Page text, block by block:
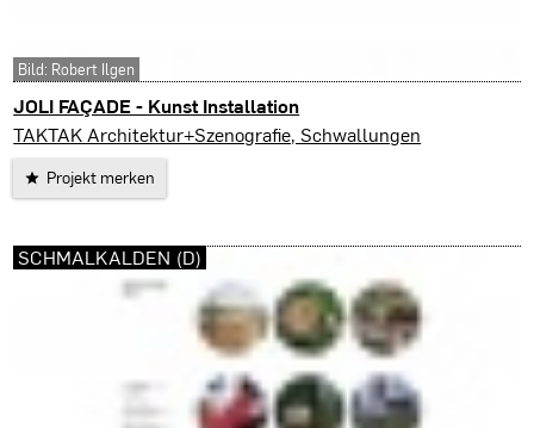
JOLI FAÇADE - Kunst Installation
Biel-Bienne (CH)
TAKTAK Architektur+Szenografie, Schwallungen
Projekt merken
Bild: Robert Ilgen
SCHMALKALDEN (D)